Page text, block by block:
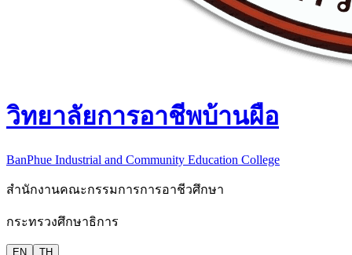
วิทยาลัยการอาชีพบ้านผือ
BanPhue Industrial and Community Education College
สำนักงานคณะกรรมการการอาชีวศึกษา
กระทรวงศึกษาธิการ
EN TH